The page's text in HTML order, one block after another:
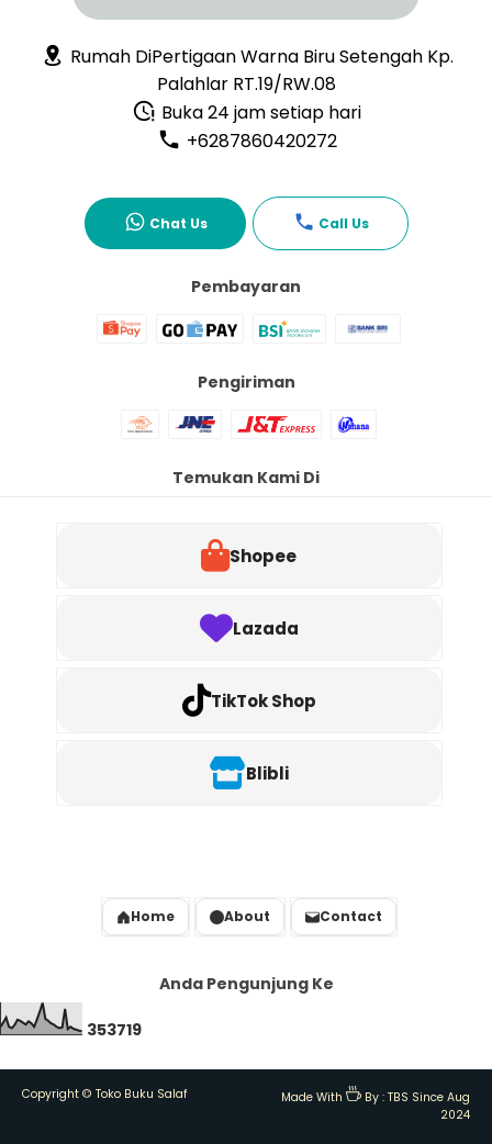
Rumah DiPertigaan Warna Biru Setengah Kp.
Palahlar RT.19/RW.08
Buka 24 jam setiap hari
+6287860420272
Chat Us Call Us
Pembayaran
Pengiriman
Temukan Kami Di
Shopee
Lazada
TikTok Shop
Blibli
Home About Contact
Anda Pengunjung Ke
353719
Copyright © Toko Buku Salaf Made With By : TBS Since Aug
2024